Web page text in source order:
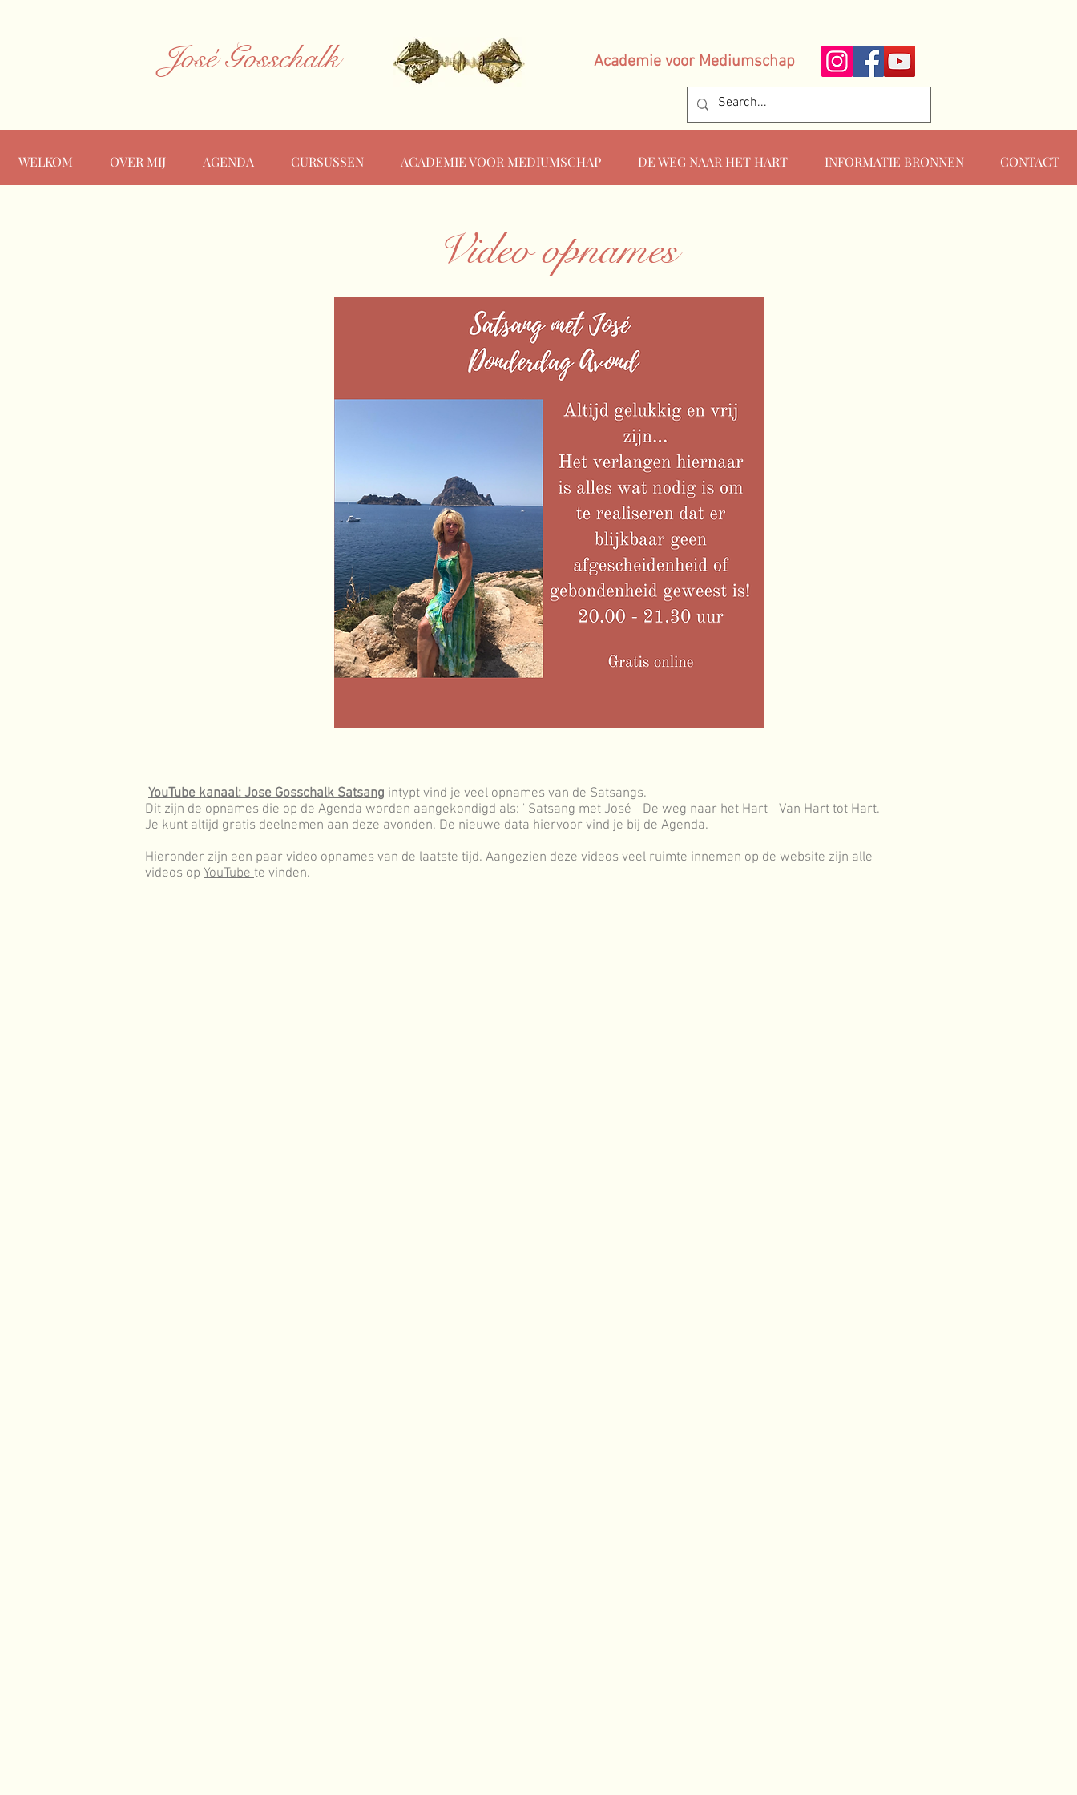
José Gosschalk Academie voor Mediumschap
WELKOM OVER MIJ AGENDA CURSUSSEN ACADEMIE VOOR MEDIUMSCHAP DE WEG NAAR HET HART INFORMATIE BRONNEN CONTACT
Video opnames
YouTube kanaal: Jose Gosschalk Satsang intypt vind je veel opnames van de Satsangs.
Dit zijn de opnames die op de Agenda worden aangekondigd als: ' Satsang met José - De weg naar het Hart - Van Hart tot Hart.
Je kunt altijd gratis deelnemen aan deze avonden. De nieuwe data hiervoor vind je bij de Agenda.
Hieronder zijn een paar video opnames van de laatste tijd. Aangezien deze videos veel ruimte innemen op de website zijn alle
videos op YouTubete vinden.